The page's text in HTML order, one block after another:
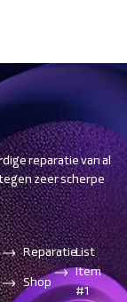
reparatie van al
zeer scherpe
Reparatie
Shop
List
Item
#1